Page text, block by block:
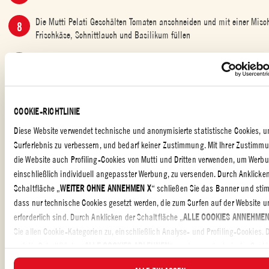
COOKIE-RICHTLINIE
Diese Website verwendet technische und anonymisierte statistische Cookies,
Surferlebnis zu verbessern, und bedarf keiner Zustimmung. Mit Ihrer
die Website auch Profiling-Cookies von Mutti und Dritten verwenden, um
einschließlich individuell angepasster Werbung, zu versenden. Durch
Schaltfläche „WEITER OHNE ANNEHMEN X“ schließen Sie das Banner und
dass nur technische Cookies gesetzt werden, die zum Surfen auf der Website
erforderlich sind. Durch Anklicken der Schaltfläche „ALLE COOKIES
Sie allen Cookie-Kategorien zu, einschließlich Analyse- und Profiling-Cookies.
anonymisierte statistische Cookies angenommen.In diesem Banner können
Die Mutti Pelati Geschälten Tomaten anschneiden und mit einer
Frischkäse, Schnittlauch und Basilikum füllen
(Je nach Geschmack können die Tomaten auch mit Speckstreifen
Dazu einen frischen Salat servieren
VORSPEISEN,HAUPTGERICHTE,VEGETARISCHE GERICHTE, FÜR
DIE GANZE FAMILIE
Wie hat Ihnen das Rezept gefallen?
JETZT BEWERTEN UND MIT FREUNDEN TEILEN